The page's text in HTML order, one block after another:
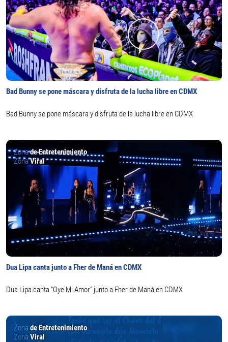
Bad Bunny se pone máscara y disfruta de la lucha libre en CDMX
Bad Bunny se pone máscara y disfruta de la lucha libre en CDMX
Zonade Entretenimiento
ZonaViral
Dua Lipa canta junto a Fher de Maná en CDMX
Dua Lipa canta “Oye Mi Amor” junto a Fher de Maná en CDMX
Zona de Entretenimiento
Zona Viral